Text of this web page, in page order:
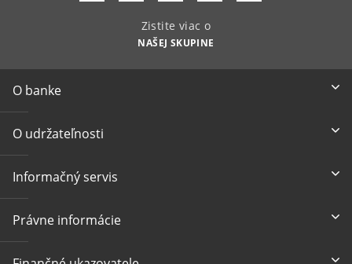
Zistite viac o
NAŠEJ SKUPINE
O banke
O udržateľnosti
Informačný servis
Právne informácie